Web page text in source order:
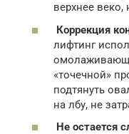
верхнее веко,
Коррекция
лифтинг
«точечной»
подтянуть
на лбу, не
Не остается